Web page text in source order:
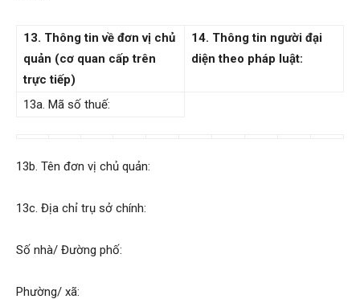
13. Thông tin về đơn vị chủ
quản (cơ quan cấp trên
trực tiếp)
14. Thông tin người đại
diện theo pháp luật:
13a. Mã số thuế:
13b. Tên đơn vị chủ quản:
13c. Địa chỉ trụ sở chính:
Số nhà/ Đường phố:
Phường/ xã: